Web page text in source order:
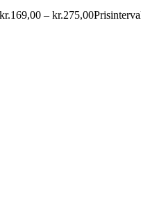
kr.169,00 – kr.275,00